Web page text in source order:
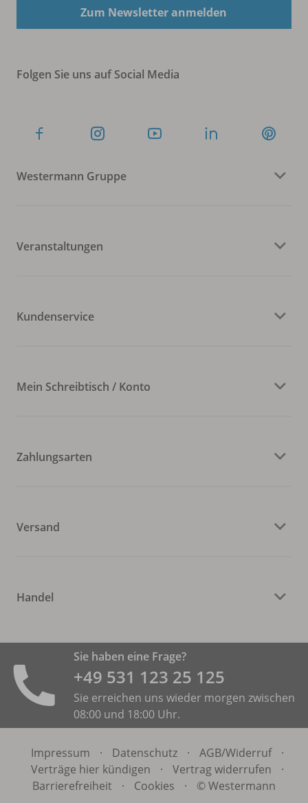
Zum Newsletter anmelden
Folgen Sie uns auf Social Media
Westermann Gruppe
Veranstaltungen
Kundenservice
Mein Schreibtisch / Konto
Zahlungsarten
Versand
Handel
Sie haben eine Frage?
+49 531 ­123 25 125
Sie erreichen uns wieder morgen zwischen
08:00 und 18:00 Uhr.
Impressum · Datenschutz · AGB/Widerruf
·
Verträge hier kündigen
· Vertrag widerrufen
·
Barrierefreiheit
· Cookies · © Westermann